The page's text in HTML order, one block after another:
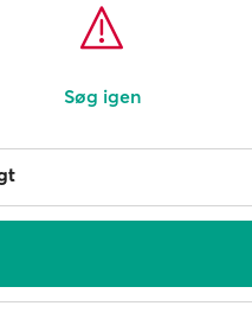
Søg igen